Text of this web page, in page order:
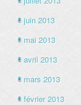
juin 2013
mai 2013
avril 2013
mars 2013
février 2013